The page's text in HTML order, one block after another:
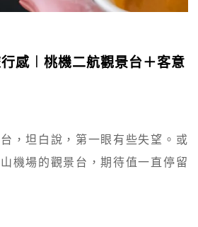
感︱桃機二航觀景台＋客意
，坦白說，第一眼有些失望。或
機場的觀景台，期待值一直停留